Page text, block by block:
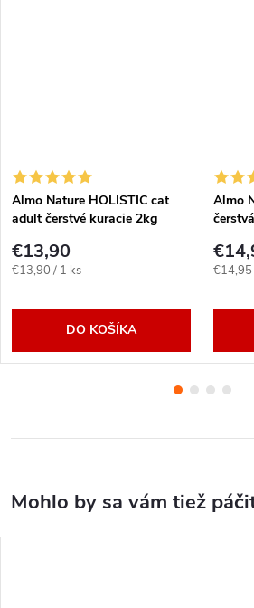
Almo Nature HOLISTIC cat
adult čerstvé kuracie 2kg
€13,90
Jednotková
€13,90 / 1 ks
DO KOŠÍKA
Almo
€14,95